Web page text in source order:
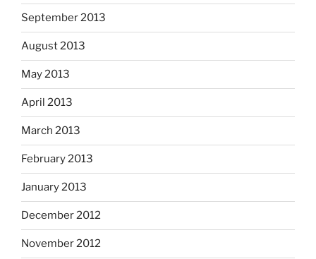
September 2013
August 2013
May 2013
April 2013
March 2013
February 2013
January 2013
December 2012
November 2012